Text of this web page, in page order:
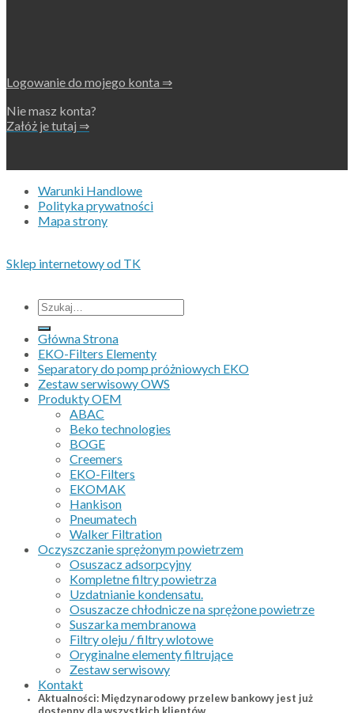
Logowanie do mojego konta ⇒
Nie masz konta?
Załóż je tutaj ⇒
Warunki Handlowe
Polityka prywatności
Mapa strony
Sklep internetowy od TK
Szukaj:
Główna Strona
EKO-Filters Elementy
Separatory do pomp próżniowych EKO
Zestaw serwisowy OWS
Produkty OEM
ABAC
Beko technologies
BOGE
Creemers
EKO-Filters
EKOMAK
Hankison
Pneumatech
Walker Filtration
Oczyszczanie sprężonym powietrzem
Osuszacz adsorpcyjny
Kompletne filtry powietrza
Uzdatnianie kondensatu.
Osuszacze chłodnicze na sprężone powietrze
Suszarka membranowa
Filtry oleju / filtry wlotowe
Oryginalne elementy filtrujące
Zestaw serwisowy
Kontakt
Aktualności: Międzynarodowy przelew bankowy jest już